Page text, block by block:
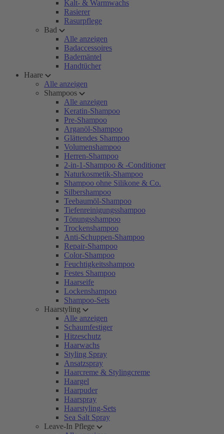
Kalt- & Warmwachs
Rasierer
Rasurpflege
Bad
Alle anzeigen
Badaccessoires
Bademäntel
Handtücher
Haare
Alle anzeigen
Shampoos
Alle anzeigen
Keratin-Shampoo
Pre-Shampoo
Arganöl-Shampoo
Glättendes Shampoo
Volumenshampoo
Herren-Shampoo
2-in-1-Shampoo & -Conditioner
Naturkosmetik-Shampoo
Shampoo ohne Silikone & Co.
Silbershampoo
Teebaumöl-Shampoo
Tiefenreinigungsshampoo
Tönungsshampoo
Trockenshampoo
Anti-Schuppen-Shampoo
Repair-Shampoo
Color-Shampoo
Feuchtigkeitsshampoo
Festes Shampoo
Haarseife
Lockenshampoo
Shampoo-Sets
Haarstyling
Alle anzeigen
Schaumfestiger
Hitzeschutz
Haarwachs
Styling Spray
Ansatzspray
Haarcreme & Stylingcreme
Haargel
Haarpuder
Haarspray
Haarstyling-Sets
Sea Salt Spray
Leave-In Pflege